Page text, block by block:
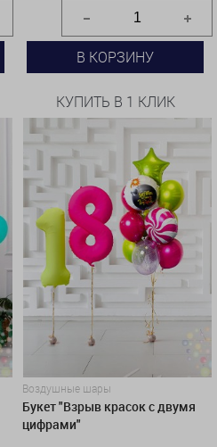
В КОРЗИНУ
КУПИТЬ В 1 КЛИК
Воздушные шары
Букет "Взрыв красок с двумя
цифрами"